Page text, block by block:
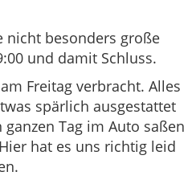
nicht besonders große
und damit Schluss.
Freitag verbracht. Alles
spärlich ausgestattet
Tag im Auto saßen
hat es uns richtig leid